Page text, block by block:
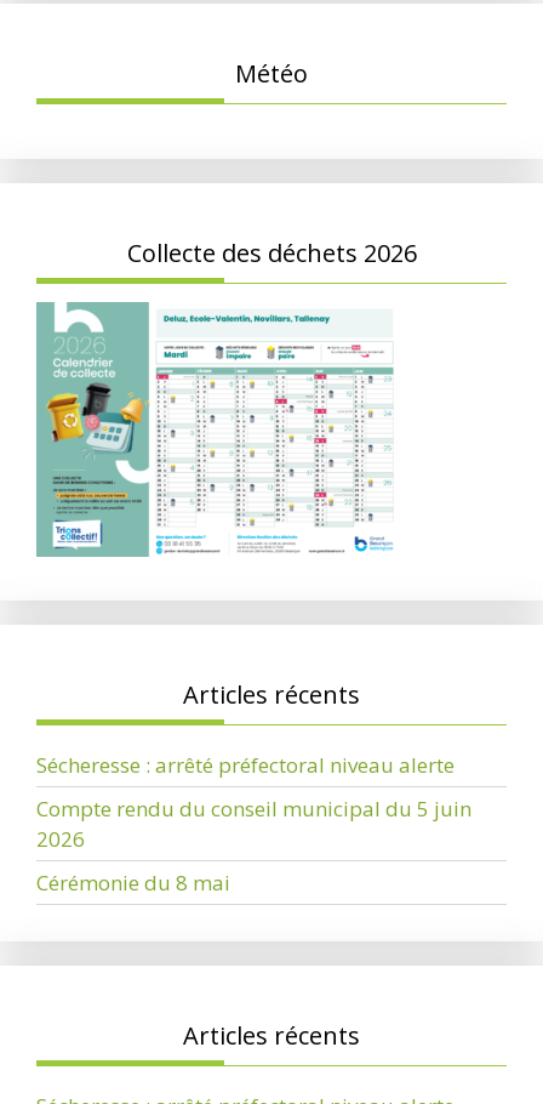
Météo
Collecte des déchets 2026
Articles récents
Sécheresse : arrêté préfectoral niveau alerte
Compte rendu du conseil municipal du 5 juin
2026
Cérémonie du 8 mai
Articles récents